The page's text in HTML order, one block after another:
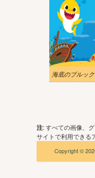
注: すべての画像、
サイトで利用できる
Copyright ©